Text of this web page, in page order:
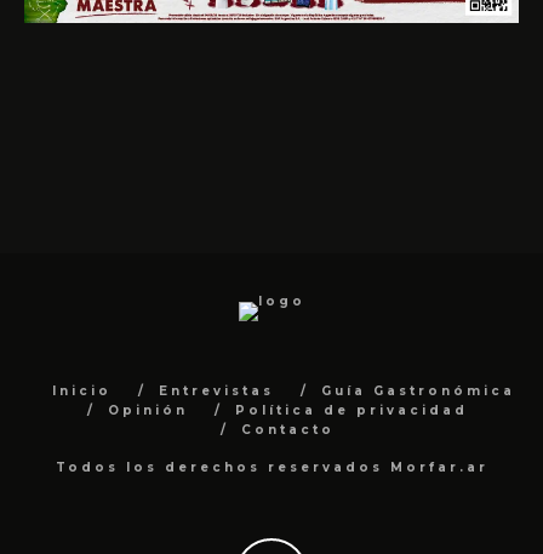
Inicio Entrevistas
Guía Gastronómica
Opinión
Política de privacidad
Contacto
Todos los derechos reservados Morfar.ar